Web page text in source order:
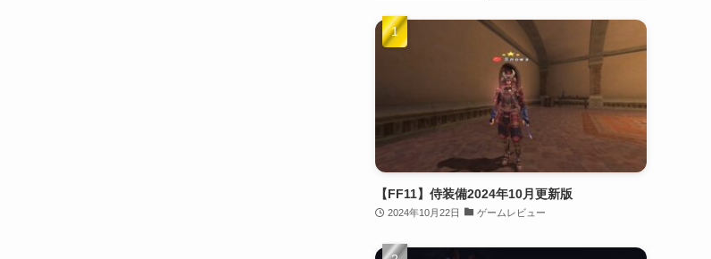
【FF11】侍装備2024年10月更新版
2024年10月22日 ゲームレビュー